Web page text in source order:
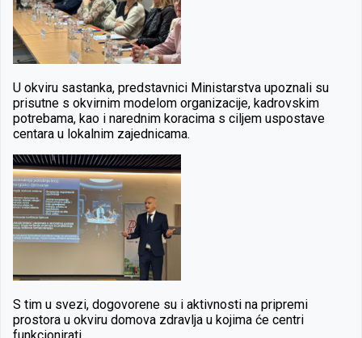
U okviru sastanka, predstavnici Ministarstva upoznali su
prisutne s okvirnim modelom organizacije, kadrovskim
potrebama, kao i narednim koracima s ciljem uspostave
centara u lokalnim zajednicama.
S tim u svezi, dogovorene su i aktivnosti na pripremi
prostora u okviru domova zdravlja u kojima će centri
funkcionirati.